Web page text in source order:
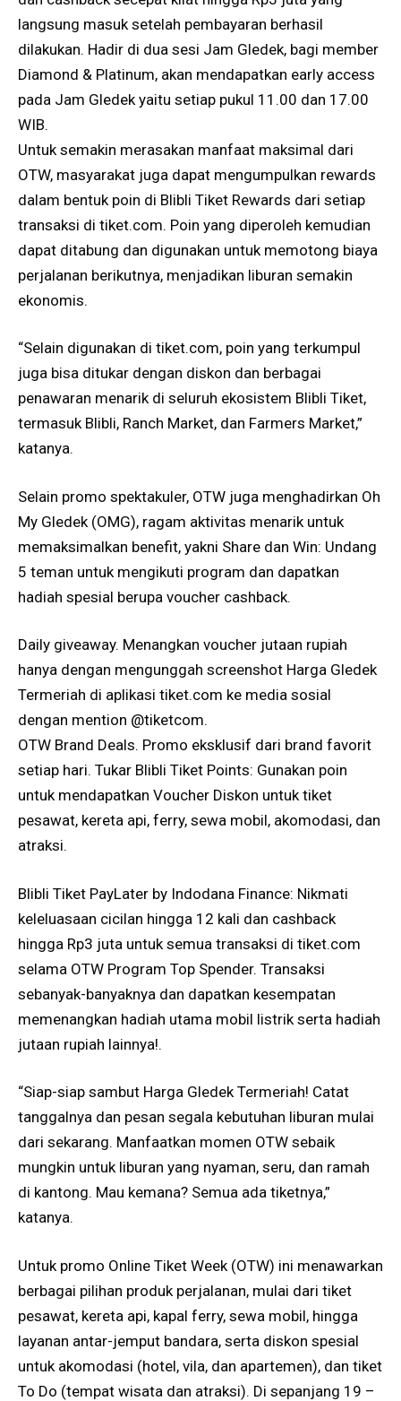
langsung masuk setelah pembayaran berhasil
dilakukan. Hadir di dua sesi Jam Gledek, bagi member
Diamond & Platinum, akan mendapatkan early access
pada Jam Gledek yaitu setiap pukul 11.00 dan 17.00
WIB.
Untuk semakin merasakan manfaat maksimal dari
OTW, masyarakat juga dapat mengumpulkan rewards
dalam bentuk poin di Blibli Tiket Rewards dari setiap
transaksi di tiket.com. Poin yang diperoleh kemudian
dapat ditabung dan digunakan untuk memotong biaya
perjalanan berikutnya, menjadikan liburan semakin
ekonomis.
“Selain digunakan di tiket.com, poin yang terkumpul
juga bisa ditukar dengan diskon dan berbagai
penawaran menarik di seluruh ekosistem Blibli Tiket,
termasuk Blibli, Ranch Market, dan Farmers Market,”
katanya.
Selain promo spektakuler, OTW juga menghadirkan Oh
My Gledek (OMG), ragam aktivitas menarik untuk
memaksimalkan benefit, yakni Share dan Win: Undang
5 teman untuk mengikuti program dan dapatkan
hadiah spesial berupa voucher cashback.
Daily giveaway. Menangkan voucher jutaan rupiah
hanya dengan mengunggah screenshot Harga Gledek
Termeriah di aplikasi tiket.com ke media sosial
dengan mention @tiketcom.
OTW Brand Deals. Promo eksklusif dari brand favorit
setiap hari. Tukar Blibli Tiket Points: Gunakan poin
untuk mendapatkan Voucher Diskon untuk tiket
pesawat, kereta api, ferry, sewa mobil, akomodasi, dan
atraksi.
Blibli Tiket PayLater by Indodana Finance: Nikmati
keleluasaan cicilan hingga 12 kali dan cashback
hingga Rp3 juta untuk semua transaksi di tiket.com
selama OTW Program Top Spender. Transaksi
sebanyak-banyaknya dan dapatkan kesempatan
memenangkan hadiah utama mobil listrik serta hadiah
jutaan rupiah lainnya!.
“Siap-siap sambut Harga Gledek Termeriah! Catat
tanggalnya dan pesan segala kebutuhan liburan mulai
dari sekarang. Manfaatkan momen OTW sebaik
mungkin untuk liburan yang nyaman, seru, dan ramah
di kantong. Mau kemana? Semua ada tiketnya,”
katanya.
Untuk promo Online Tiket Week (OTW) ini menawarkan
berbagai pilihan produk perjalanan, mulai dari tiket
pesawat, kereta api, kapal ferry, sewa mobil, hingga
layanan antar-jemput bandara, serta diskon spesial
untuk akomodasi (hotel, vila, dan apartemen), dan tiket
To Do (tempat wisata dan atraksi). Di sepanjang 19 –